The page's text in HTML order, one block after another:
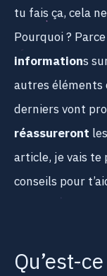
tu fais ça, cela
Pourquoi ?
informations
autres
derniers vont
réassureront les
article, je vais te
conseils pour
Qu’est-